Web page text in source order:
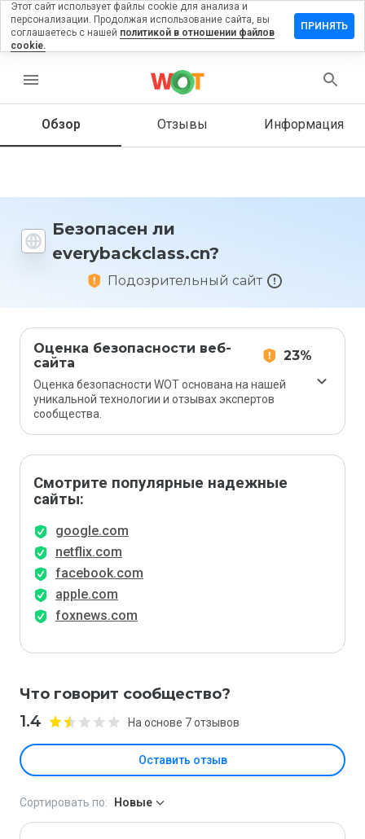
menu
Обзор Отзывы Информация
Безопасен ли
everybackclass.cn?
Подозрительный сайт
Оценка безопасности веб-
сайта
23%
Оценка безопасности WOT основана на нашей
уникальной технологии и отзывах экспертов
сообщества.
Смотрите популярные надежные
сайты:
google.com
netflix.com
facebook.com
apple.com
foxnews.com
Что говорит сообщество?
1.4 На основе 7 отзывов
Оставить отзыв
отзыв
Как бы
этот
1 до 5?
Сортировать по: Новые
Этот сайт использует файлы cookie для анализа и
персонализации. Продолжая использование сайта, вы
соглашаетесь с нашей политикой в отношении файлов
cookie.
ПРИНЯТЬ